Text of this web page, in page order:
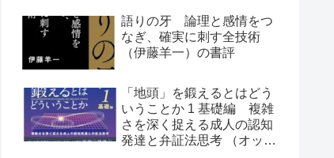
語りの牙 論理と感情をつ
なぎ、確実に刺す全技術
（伊藤羊一）の書評
「地頭」を鍛えるとはどう
いうことか 1 基礎編 複雑
さを深く捉える成人の認知
発達と弁証法思考 （オット